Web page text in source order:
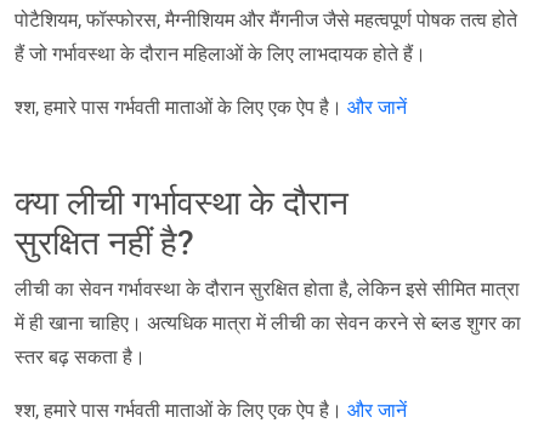
पोटैशियम, फॉस्फोरस, मैग्नीशियम और मैंगनीज जैसे महत्वपूर्ण पोषक तत्व होते
हैं जो गर्भावस्था के दौरान महिलाओं के लिए लाभदायक होते हैं।
श्श, हमारे पास गर्भवती माताओं के लिए एक ऐप है। और जानें
क्या लीची गर्भावस्था के दौरान
सुरक्षित नहीं है?
लीची का सेवन गर्भावस्था के दौरान सुरक्षित होता है, लेकिन इसे सीमित मात्रा
में ही खाना चाहिए। अत्यधिक मात्रा में लीची का सेवन करने से ब्लड शुगर का
स्तर बढ़ सकता है।
श्श, हमारे पास गर्भवती माताओं के लिए एक ऐप है। और जानें